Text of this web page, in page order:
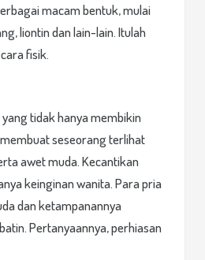
macam bentuk, mulai
liontin dan lain-lain. Itulah
fisik.
tidak hanya membikin
seseorang terlihat
awet muda. Kecantikan
keinginan wanita. Para pria
dan ketampanannya
Pertanyaannya, perhiasan